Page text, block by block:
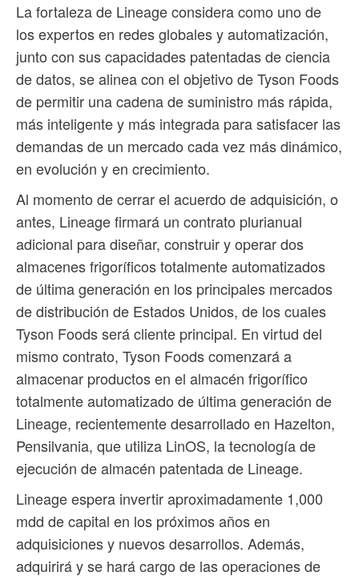
La fortaleza de Lineage considera como uno de
los expertos en redes globales y automatización,
junto con sus capacidades patentadas de ciencia
de datos, se alinea con el objetivo de Tyson Foods
de permitir una cadena de suministro más rápida,
más inteligente y más integrada para satisfacer las
demandas de un mercado cada vez más dinámico,
en evolución y en crecimiento.
Al momento de cerrar el acuerdo de adquisición, o
antes, Lineage firmará un contrato plurianual
adicional para diseñar, construir y operar dos
almacenes frigoríficos totalmente automatizados
de última generación en los principales mercados
de distribución de Estados Unidos, de los cuales
Tyson Foods será cliente principal. En virtud del
mismo contrato, Tyson Foods comenzará a
almacenar productos en el almacén frigorífico
totalmente automatizado de última generación de
Lineage, recientemente desarrollado en Hazelton,
Pensilvania, que utiliza LinOS, la tecnología de
ejecución de almacén patentada de Lineage.
Lineage espera invertir aproximadamente 1,000
mdd de capital en los próximos años en
adquisiciones y nuevos desarrollos. Además,
adquirirá y se hará cargo de las operaciones de